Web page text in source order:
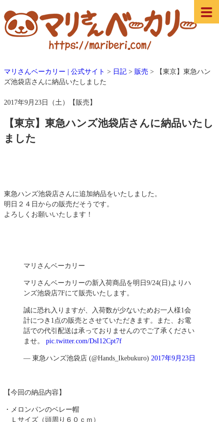
マリさんベーカリー | 公式サイト > 日記 > 販売 >
【東京】東急ハン
ズ池袋店さんに納品いたしました
2017年9月23日（土）【販売】
【東京】東急ハンズ池袋店さんに納品いたし
ました
東急ハンズ池袋店さんに追加納品をいたしました。
明日２４日からの販売だそうです。
よろしくお願いいたします！
マリさんベーカリー
マリさんベーカリーの新入荷商品を明日9/24(日)よりハ
ンズ池袋店7Fにて販売いたします。
誠に恐れ入りますが、入荷数が少ないためお一人様1会
計につき1点の販売とさせていただきます。また、お電
話での代引配送は承っておりませんのでご了承ください
ませ。 pic.twitter.com/DsI12Cpt7f
— 東急ハンズ池袋店 (@Hands_Ikebukuro) 2017年9月23日
【今回の納品内容】
・メロンパンのベレー帽
Ｌサイズ（頭周り６０ｃｍ）